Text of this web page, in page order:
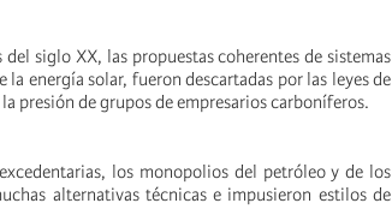
siglo XX, las propuestas coherentes de sistemas
energía solar, fueron descartadas por las leyes de
presión de grupos de empresarios carboníferos.
los monopolios del petróleo y de los
alternativas técnicas e impusieron estilos de